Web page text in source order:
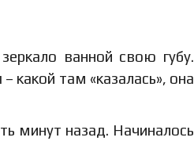
ванной свою губу.
какой там «казалась», она
минут назад. Начиналось